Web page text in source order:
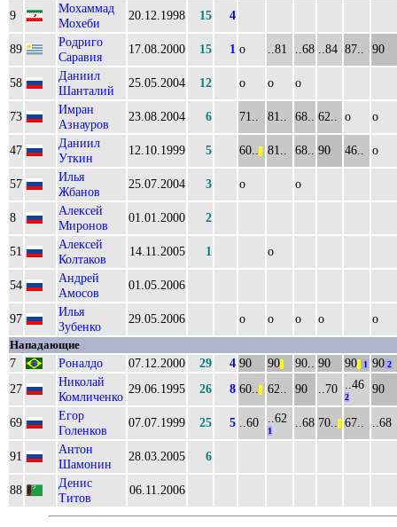
9
Мохаммад
Мохеби
20.12.1998 15 4
89
Родриго
Саравия
17.08.2000 15 1 о ..81 ..68 ..84 87.. 90
58
Даниил
Шанталий
25.05.2004 12 о о о
73
Имран
Азнауров
23.08.2004 6 71.. 81.. 68.. 62.. о о
47
Даниил
Уткин
12.10.1999 5 60.. 81.. 68.. 90 46.. о
57
Илья
Жбанов
25.07.2004 3 о о
8
Алексей
Миронов
01.01.2000 2
51
Алексей
Колтаков
14.11.2005 1 о
54
Андрей
Амосов
01.05.2006
97
Илья
Зубенко
29.05.2006 о о о о о
Нападающие
7 Роналдо 07.12.2000 29 4 90 90 90.. 90 90 1 90 2
27
Николай
Комличенко
29.06.1995 26 8 60.. 62.. 90 ..70 ..46
2
90
69
Егор
Голенков
07.07.1999 25 5 ..60 ..62
1
..68 70.. 67.. ..68
91
Антон
Шамонин
28.03.2005 6
88
Денис
Титов
06.11.2006